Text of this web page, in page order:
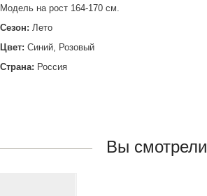
Модель на рост 164-170 см.
Сезон: Лето
Цвет: Синий, Розовый
Страна: Россия
Вы смотрели